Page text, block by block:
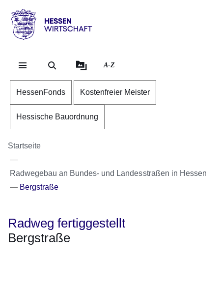
Hessen
Wirtschaft
A-Z
HessenFonds Kostenfreier Meister
Hessische Bauordnung
Startseite
Radwegebau an Bundes- und Landesstraßen in Hessen
Bergstraße
Radweg fertiggestellt
Bergstraße